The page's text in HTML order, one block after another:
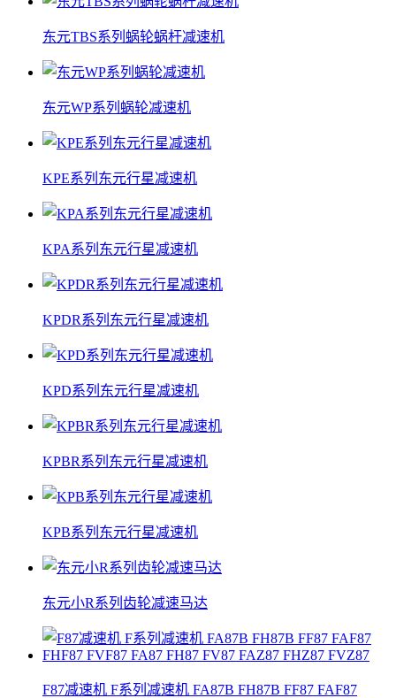
东元TBS系列蜗轮蜗杆减速机
东元WP系列蜗轮减速机
KPE系列东元行星减速机
KPA系列东元行星减速机
KPDR系列东元行星减速机
KPD系列东元行星减速机
KPBR系列东元行星减速机
KPB系列东元行星减速机
东元小R系列齿轮减速马达
F87减速机 F系列减速机 FA87B FH87B FF87 FAF87